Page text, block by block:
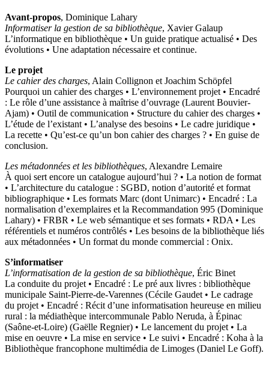
Avant-propos, Dominique Lahary
Informatiser la gestion de sa bibliothèque, Xavier Galaup
L’informatique en bibliothèque • Un guide pratique actualisé • Des
évolutions • Une adaptation nécessaire et continue.
Le projet
Le cahier des charges, Alain Collignon et Joachim Schöpfel
Pourquoi un cahier des charges • L’environnement projet • Encadré
: Le rôle d’une assistance à maîtrise d’ouvrage (Laurent Bouvier-
Ajam) • Outil de communication • Structure du cahier des charges •
L’étude de l’existant • L’analyse des besoins • Le cadre juridique •
La recette • Qu’est-ce qu’un bon cahier des charges ? • En guise de
conclusion.
Les métadonnées et les bibliothèques, Alexandre Lemaire
À quoi sert encore un catalogue aujourd’hui ? • La notion de format
• L’architecture du catalogue : SGBD, notion d’autorité et format
bibliographique • Les formats Marc (dont Unimarc) • Encadré : La
normalisation d’exemplaires et la Recommandation 995 (Dominique
Lahary) • FRBR • Le web sémantique et ses formats • RDA • Les
référentiels et numéros contrôlés • Les besoins de la bibliothèque liés
aux métadonnées • Un format du monde commercial : Onix.
S’informatiser
L’informatisation de la gestion de sa bibliothèque, Éric Binet
La conduite du projet • Encadré : Le pré aux livres : bibliothèque
municipale Saint‑Pierre-de-Varennes (Cécile Gaudet • Le cadrage
du projet • Encadré : Récit d’une informatisation heureuse en milieu
rural : la médiathèque intercommunale Pablo Neruda, à Épinac
(Saône-et-Loire) (Gaëlle Regnier) • Le lancement du projet • La
mise en oeuvre • La mise en service • Le suivi • Encadré : Koha à la
Bibliothèque francophone multimédia de Limoges (Daniel Le Goff).